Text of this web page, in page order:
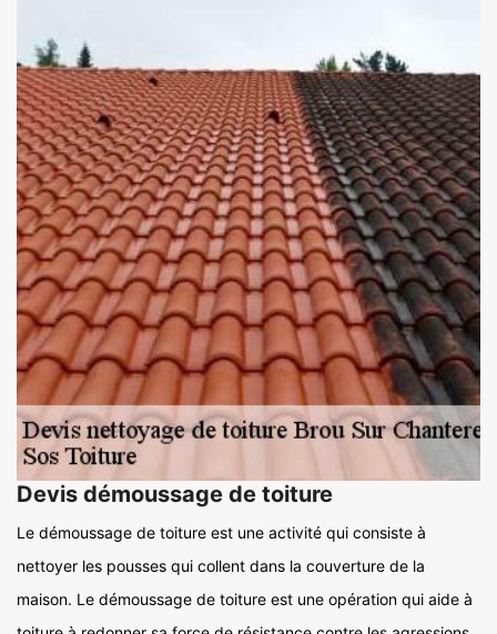
Devis démoussage de toiture
Le démoussage de toiture est une activité qui consiste à
nettoyer les pousses qui collent dans la couverture de la
maison. Le démoussage de toiture est une opération qui aide à